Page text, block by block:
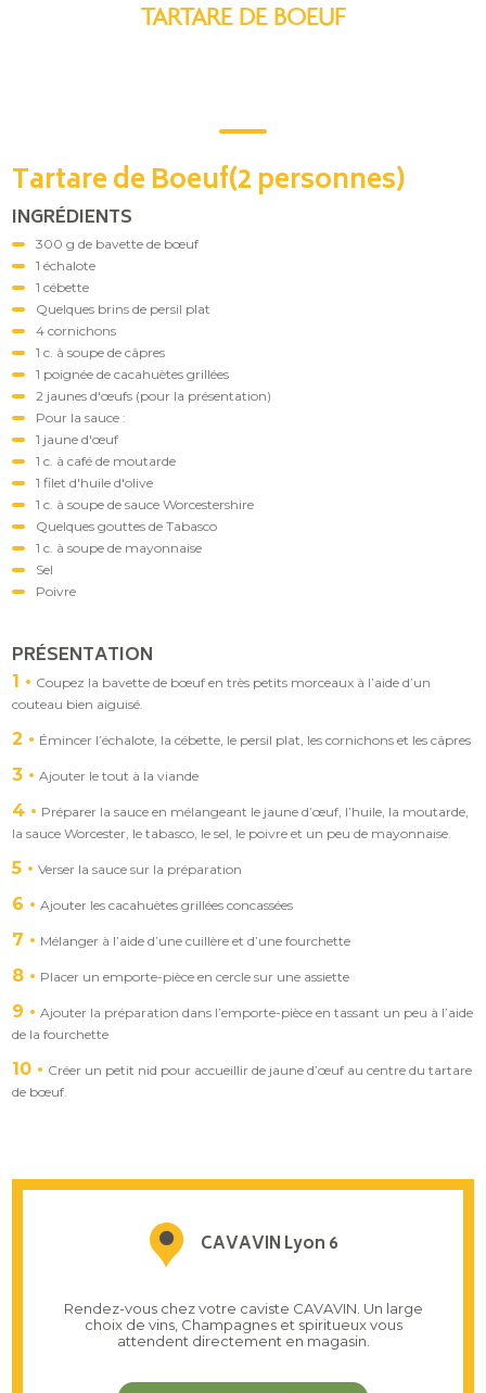
TARTARE DE BOEUF
Tartare de Boeuf(2 personnes)
INGRÉDIENTS
300 g de bavette de bœuf
1 échalote
1 cébette
Quelques brins de persil plat
4 cornichons
1 c. à soupe de câpres
1 poignée de cacahuètes grillées
2 jaunes d'œufs (pour la présentation)
Pour la sauce :
1 jaune d'œuf
1 c. à café de moutarde
1 filet d'huile d'olive
1 c. à soupe de sauce Worcestershire
Quelques gouttes de Tabasco
1 c. à soupe de mayonnaise
Sel
Poivre
PRÉSENTATION
1
Coupez la bavette de bœuf en très petits morceaux à l’aide d’un
couteau bien aiguisé.
2 Émincer l’échalote, la cébette, le persil plat, les cornichons et les câpres
3 Ajouter le tout à la viande
4
Préparer la sauce en mélangeant le jaune d’œuf, l’huile, la moutarde,
la sauce Worcester, le tabasco, le sel, le poivre et un peu de mayonnaise.
5 Verser la sauce sur la préparation
6 Ajouter les cacahuètes grillées concassées
7 Mélanger à l’aide d’une cuillère et d’une fourchette
8 Placer un emporte-pièce en cercle sur une assiette
9
Ajouter la préparation dans l’emporte-pièce en tassant un peu à l’aide
de la fourchette
10
Créer un petit nid pour accueillir de jaune d’œuf au centre du tartare
de bœuf.
CAVAVIN Lyon 6
Rendez-vous chez votre caviste CAVAVIN. Un large
choix de vins, Champagnes et spiritueux vous
attendent directement en magasin.